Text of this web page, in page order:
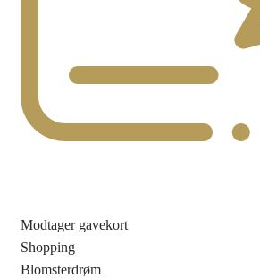
Modtager gavekort
Shopping
Blomsterdrøm